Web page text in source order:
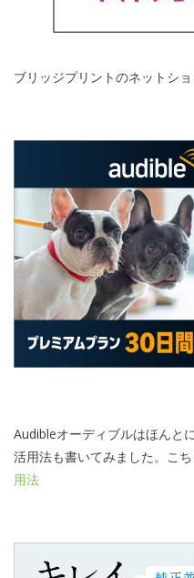
ブリッジプリントのネットシ
Audibleオーディブルはほんと
活用法も書いてみました。こ
用法